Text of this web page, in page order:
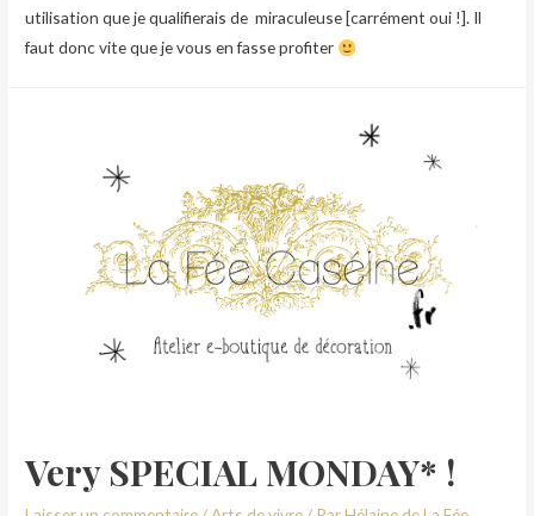
utilisation que je qualifierais de miraculeuse [carrément oui !]. Il
faut donc vite que je vous en fasse profiter
Very SPECIAL MONDAY* !